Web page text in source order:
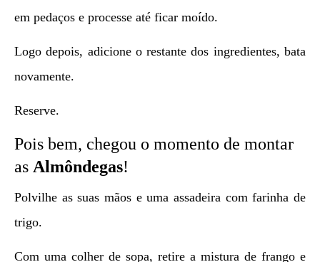
em pedaços e processe até ficar moído.
Logo depois, adicione o restante dos ingredientes, bata
novamente.
Reserve.
Pois bem, chegou o momento de montar
as Almôndegas!
Polvilhe as suas mãos e uma assadeira com farinha de
trigo.
Com uma colher de sopa, retire a mistura de frango e